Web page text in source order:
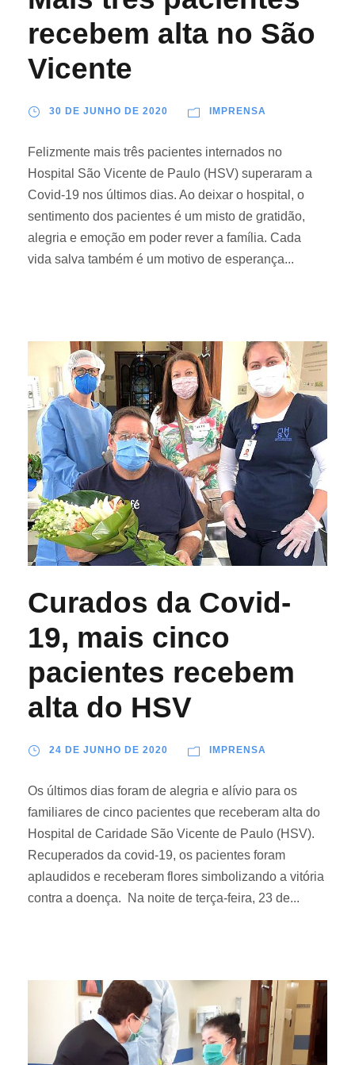
recebem alta no São
Vicente
30 DE JUNHO DE 2020 IMPRENSA
Felizmente mais três pacientes internados no
Hospital São Vicente de Paulo (HSV) superaram a
Covid-19 nos últimos dias. Ao deixar o hospital, o
sentimento dos pacientes é um misto de gratidão,
alegria e emoção em poder rever a família. Cada
vida salva também é um motivo de esperança...
Curados da Covid-
19, mais cinco
pacientes recebem
alta do HSV
24 DE JUNHO DE 2020 IMPRENSA
Os últimos dias foram de alegria e alívio para os
familiares de cinco pacientes que receberam alta do
Hospital de Caridade São Vicente de Paulo (HSV).
Recuperados da covid-19, os pacientes foram
aplaudidos e receberam flores simbolizando a vitória
contra a doença. Na noite de terça-feira, 23 de...